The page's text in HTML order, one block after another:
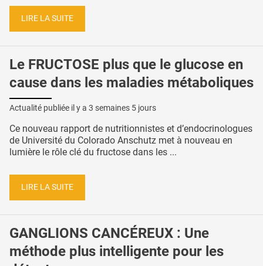
LIRE LA SUITE
Le FRUCTOSE plus que le glucose en
cause dans les maladies métaboliques
Actualité publiée il y a 3 semaines 5 jours
Ce nouveau rapport de nutritionnistes et d’endocrinologues
de Université du Colorado Anschutz met à nouveau en
lumière le rôle clé du fructose dans les ...
LIRE LA SUITE
GANGLIONS CANCÉREUX : Une
méthode plus intelligente pour les